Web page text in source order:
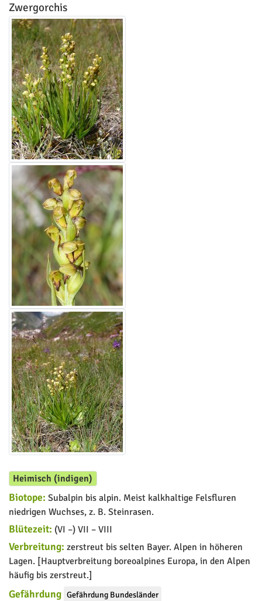
Zwergorchis
Heimisch (indigen)
Biotope: Subalpin bis alpin. Meist kalkhaltige Felsfluren
niedrigen Wuchses, z. B. Steinrasen.
Blütezeit: (VI –) VII – VIII
Verbreitung: zerstreut bis selten Bayer. Alpen in höheren
Lagen. [Hauptverbreitung boreoalpines Europa, in den Alpen
häufig bis zerstreut.]
Gefährdung Gefährdung Bundesländer